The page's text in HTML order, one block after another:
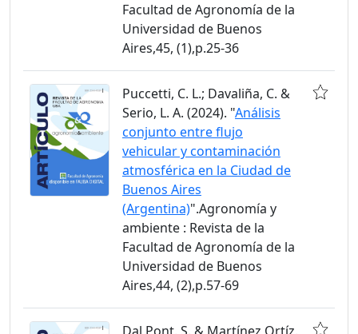
Facultad de Agronomía de la
Universidad de Buenos
Aires,45, (1),p.25-36
Puccetti, C. L.; Davaliña, C. &
Serio, L. A. (2024). "Análisis
conjunto entre flujo
vehicular y contaminación
atmosférica en la Ciudad de
Buenos Aires
(Argentina)".Agronomía y
ambiente : Revista de la
Facultad de Agronomía de la
Universidad de Buenos
Aires,44, (2),p.57-69